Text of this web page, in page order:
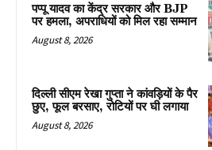
पप्पू यादव का केंद्र सरकार और BJP
पर हमला, अपराधियों को मिल रहा सम्मान
August 8, 2026
दिल्ली सीएम रेखा गुप्ता ने कांवड़ियों के पैर
छुए, फूल बरसाए, रोटियों पर घी लगाया
August 8, 2026